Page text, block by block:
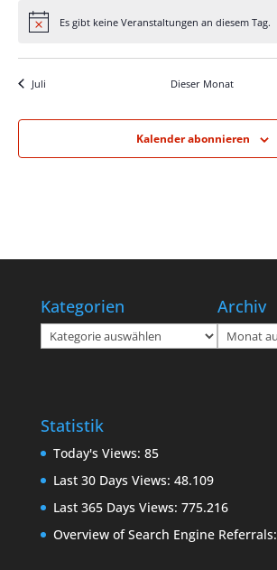
HinweisEs gibt keine Veranstaltungen an diesem Tag.
Juli Dieser Monat
Kalender abonnieren
Kategorien
Kategorien
Archiv
Archiv
Statistik
Today's Views: 85
Last 30 Days Views: 48.109
Last 365 Days Views: 775.216
Overview of Search Engine Referrals: